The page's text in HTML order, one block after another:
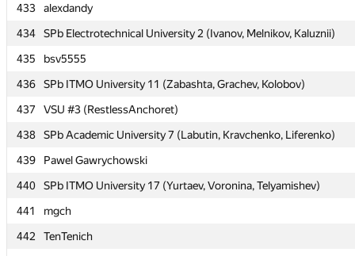
433
alexdandy
434
SPb Electrotechnical University 2 (Ivanov, Melnikov, Kaluznii)
435
bsv5555
436
SPb ITMO University 11 (Zabashta, Grachev, Kolobov)
437
VSU #3 (RestlessAnchoret)
438
SPb Academic University 7 (Labutin, Kravchenko, Liferenko)
439
Pawel Gawrychowski
440
SPb ITMO University 17 (Yurtaev, Voronina, Telyamishev)
441
mgch
442
TenTenich
433
alexdandy
434
SPb Electrotechnical University 2 (Ivanov, Melnikov, Kaluznii)
435
bsv5555
436
SPb ITMO University 11 (Zabashta, Grachev, Kolobov)
437
VSU #3 (RestlessAnchoret)
438
SPb Academic University 7 (Labutin, Kravchenko, Liferenko)
439
Pawel Gawrychowski
440
SPb ITMO University 17 (Yurtaev, Voronina, Telyamishev)
441
mgch
442
TenTenich